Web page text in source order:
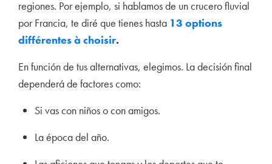
regiones. Por ejemplo, si hablamos de un crucero fluvial
por Francia, te diré que tienes hasta 13 options
différentes à choisir.
En función de tus alternativas, elegimos. La decisión final
dependerá de factores como:
Si vas con niños o con amigos.
La época del año.